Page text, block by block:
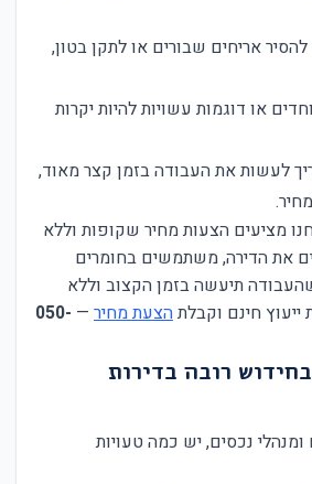
אריחים שבורים או לתקן בטון,
או דוגמות עשויות להיות יקרות
לעשות את העבודה בזמן קצר מאוד,
מציעים הצעות מחיר שקופות וללא
את הדירה, משתמשים בחומרים
תיעשה בזמן הקצוב וללא
ייעוץ חינם וקבלתהצעת מחיר —
050-
רובה בדירות
נכסים, יש כמה טעויות